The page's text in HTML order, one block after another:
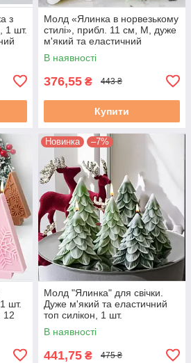
з
1 шт.
Молд «Ялинка в норвезькому
стилі», прибл. 11 см, М, дуже
м'який та еластичний
силікон, 1 шт.
В наявності
376,55 ₴ 443 ₴
Купити
шт.
12
Новинка –7%
Молд "Ялинка" для свічки.
Дуже м'який та еластичний
топ силікон, 1 шт.
В наявності
441,75 ₴ 475 ₴